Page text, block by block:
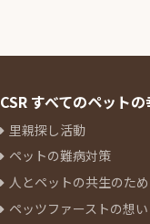
CSR すべてのペット
里親探し活動
ペットの難病対策
人とペットの共生のた
ペッツファーストの想い